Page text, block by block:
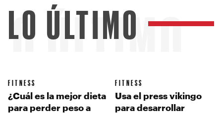
ÚLTIMO
LO ÚLTIMO
FITNESS
¿Cuál es la mejor dieta
para perder peso a
FITNESS
Usa el press vikingo
para desarrollar